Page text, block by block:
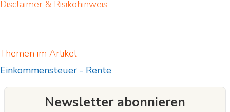
Disclaimer & Risikohinweis
Themen im Artikel
Einkommensteuer - Rente
Newsletter abonnieren